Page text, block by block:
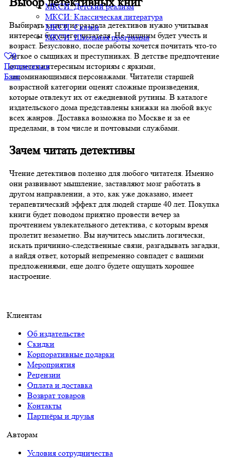
МКСИ: Детский реализм
МКСИ: Классическая литература
МКСИ: Сказки
МКСИ: Школьная программа
0
Подписаться
Блог
Выбирать книги из раздела детективов нужно учитывая
интересы будущего читателя. Не лишним будет учесть и
возраст. Безусловно, после работы хочется почитать что-то
легкое о сыщиках и преступниках. В детстве предпочтение
отдается интересным историям с яркими,
запоминающимися персонажами. Читатели старшей
возрастной категории оценят сложные произведения,
которые отвлекут их от ежедневной рутины. В каталоге
издательского дома представлены книжки на любой вкус
всех жанров. Доставка возможна по Москве и за ее
пределами, в том числе и почтовыми службами.
Зачем читать детективы
Чтение детективов полезно для любого читателя. Именно
они развивают мышление, заставляют мозг работать в
другом направлении, а это, как уже доказано, имеет
терапевтический эффект для людей старше 40 лет. Покупка
книги будет поводом приятно провести вечер за
прочтением увлекательного детектива, с которым время
пролетит незаметно. Вы научитесь мыслить логически,
искать причинно-следственные связи, разгадывать загадки,
а найдя ответ, который непременно совпадет с вашими
предложениями, еще долго будете ощущать хорошее
настроение.
Клиентам
Об издательстве
Скидки
Корпоративные подарки
Мероприятия
Рецензии
Оплата и доставка
Возврат товаров
Контакты
Партнёры и друзья
Авторам
Условия сотрудничества